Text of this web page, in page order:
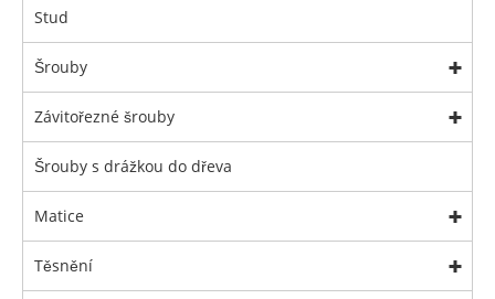
Stud
Šrouby
Závitořezné šrouby
Šrouby s drážkou do dřeva
Matice
Těsnění